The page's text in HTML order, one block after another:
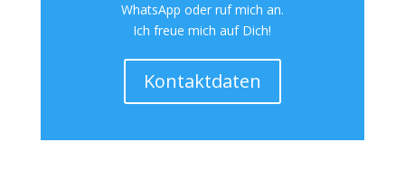
WhatsApp oder ruf mich an.
Ich freue mich auf Dich!
Kontaktdaten